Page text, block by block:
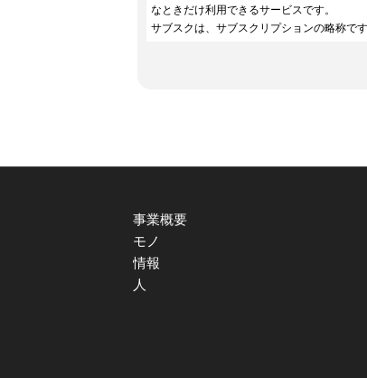
なときだけ利用できるサービスです。
サブスクは、サブスクリプションの略称です
事業概要
モノ
情報
人